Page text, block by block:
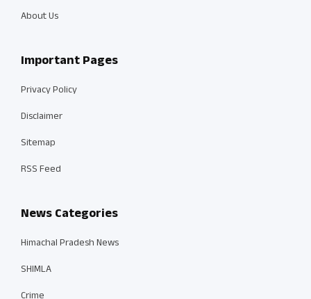
About Us
Important Pages
Privacy Policy
Disclaimer
Sitemap
RSS Feed
News Categories
Himachal Pradesh News
SHIMLA